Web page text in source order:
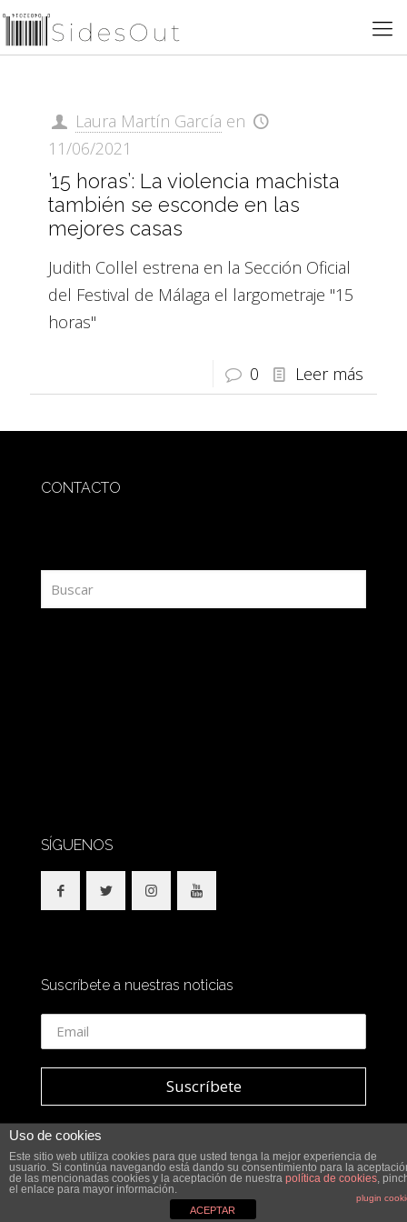
Laura Martín García en
11/06/2021
’15 horas’: La violencia machista
también se esconde en las
mejores casas
Judith Collel estrena en la Sección Oficial
del Festival de Málaga el largometraje "15
horas"
0 Leer más
CONTACTO
SÍGUENOS
Suscríbete a nuestras noticias
© 2018 SidesOut. All Rights Reserved.
Uso de cookies
Este sitio web utiliza cookies para que usted tenga la mejor experiencia de
usuario. Si continúa navegando está dando su consentimiento para la
de las mencionadas cookies y la aceptación de nuestra política de cookies,
el enlace para mayor información.
plugin
ACEPTAR